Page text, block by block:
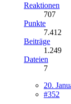
Reaktionen
707
Punkte
7.412
Beiträge
1.249
Dateien
7
20.
#352